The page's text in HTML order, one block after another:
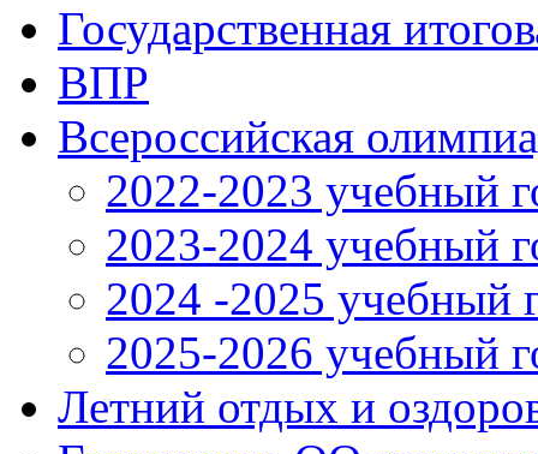
Государственная
ВПР
Всероссийская
2022-2023 учебный
2023-2024 учебный
2024 -2025 учебный
2025-2026 учебный
Летний отдых и